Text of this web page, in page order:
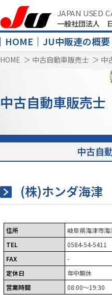
JAPAN USED
一般社団法人
HOME JU中販連の概要
HOME ＞ 中古自動車販売士 ＞ 中
中古自動車販売士
中古自
(株)ホンダ海津
住所
岐阜県海津市
TEL
0584-54-5411
FAX
-
定休日
年中無休
営業時間
08:00～19:30